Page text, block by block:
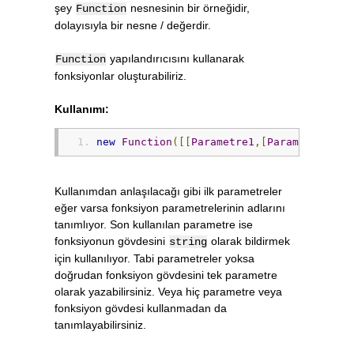
şey Function nesnesinin bir örneğidir,
dolayısıyla bir nesne / değerdir.
Function yapılandırıcısını kullanarak
fonksiyonlar oluşturabiliriz.
Kullanımı:
new Function ([[ Parametre1 ,[ Parametre2
Kullanımdan anlaşılacağı gibi ilk parametreler
eğer varsa fonksiyon parametrelerinin adlarını
tanımlıyor. Son kullanılan parametre ise
fonksiyonun gövdesini string olarak bildirmek
için kullanılıyor. Tabi parametreler yoksa
doğrudan fonksiyon gövdesini tek parametre
olarak yazabilirsiniz. Veya hiç parametre veya
fonksiyon gövdesi kullanmadan da
tanımlayabilirsiniz.